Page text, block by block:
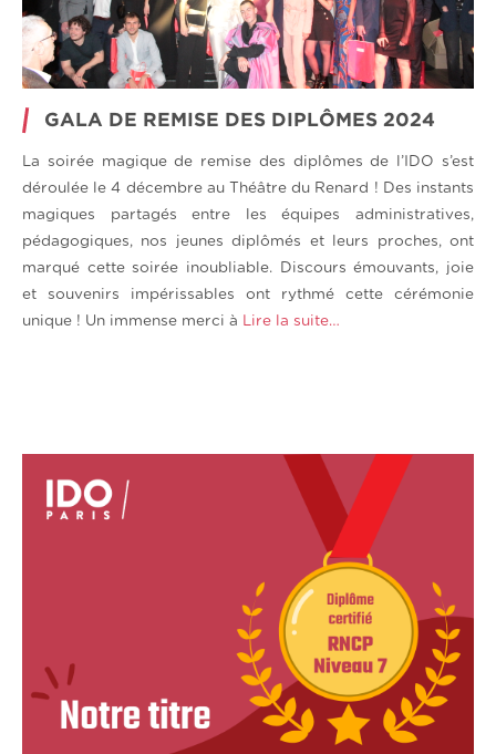
GALA DE REMISE DES DIPLÔMES 2024
La soirée magique de remise des diplômes de l’IDO s’est
déroulée le 4 décembre au Théâtre du Renard ! Des instants
magiques partagés entre les équipes administratives,
pédagogiques, nos jeunes diplômés et leurs proches, ont
marqué cette soirée inoubliable. Discours émouvants, joie
et souvenirs impérissables ont rythmé cette cérémonie
unique ! Un immense merci à Lire la suite…